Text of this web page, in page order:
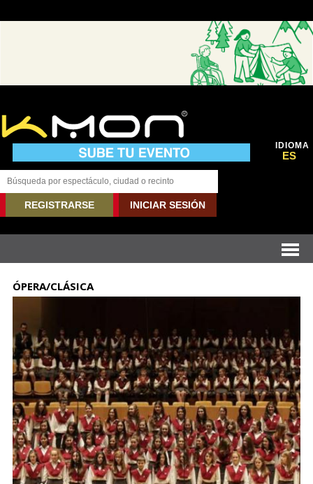
IDIOMA
ES
REGISTRARSE INICIAR SESIÓN
ÓPERA/CLÁSICA